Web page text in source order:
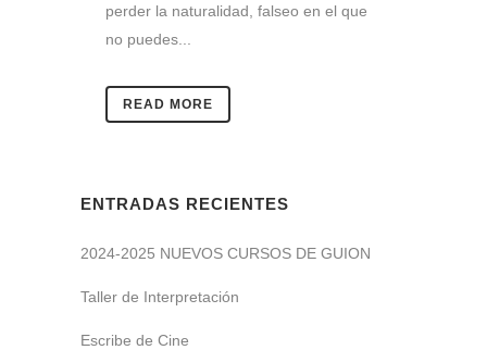
perder la naturalidad, falseo en el que
no puedes...
READ MORE
ENTRADAS RECIENTES
2024-2025 NUEVOS CURSOS DE GUION
Taller de Interpretación
Escribe de Cine